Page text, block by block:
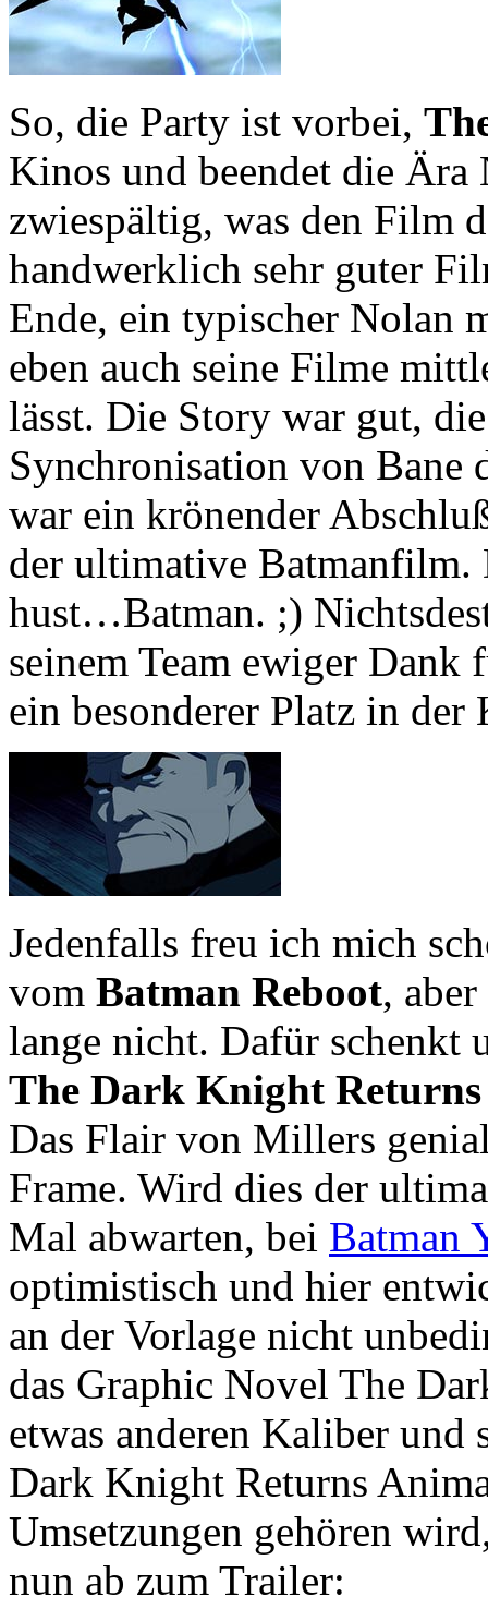
So, die Party ist vorbei,
Kinos und beendet die
zwiespältig, was den Film
handwerklich sehr guter
Ende, ein typischer Nolan
eben auch seine Filme
lässt. Die Story war gut,
Synchronisation von Bane
war ein krönender
der ultimative
hust…Batman. ;)
seinem Team ewiger
ein besonderer Platz in
Jedenfalls freu ich mich
vom Batman Reboot,
lange nicht. Dafür schenkt
The Dark Knight
Das Flair von Millers
Frame. Wird dies der
Mal abwarten, bei Batman
optimistisch und hier
an der Vorlage nicht
das Graphic Novel The
etwas anderen Kaliber und
Dark Knight Returns
Umsetzungen gehören
nun ab zum Trailer: